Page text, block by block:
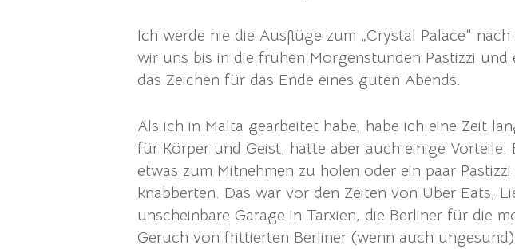
Ich werde nie die Ausflüge zum „Crystal Palace“
wir uns bis in die frühen Morgenstunden Pastizzi und
das Zeichen für das Ende eines guten Abends.
Als ich in Malta gearbeitet habe, habe ich eine Zeit
für Körper und Geist, hatte aber auch einige
etwas zum Mitnehmen zu holen oder ein paar
knabberten. Das war vor den Zeiten von Uber Eats,
unscheinbare Garage in Tarxien, die Berliner für die
Geruch von frittierten Berliner (wenn auch